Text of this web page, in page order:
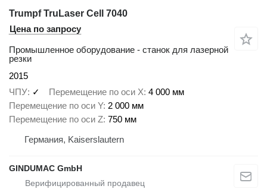
Trumpf TruLaser Cell 7040
Цена по запросу
Промышленное оборудование - станок для лазерной
резки
2015
ЧПУ ✓ Перемещение по оси X 4 000 мм
Перемещение по оси Y 2 000 мм
Перемещение по оси Z 750 мм
Германия, Kaiserslautern
GINDUMAC GmbH